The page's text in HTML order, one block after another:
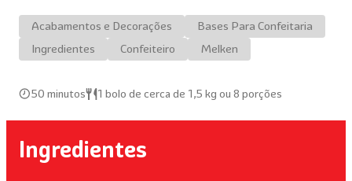
Acabamentos e Decorações
Bases Para Confeitaria
Ingredientes
Confeiteiro Melken
50 minutos 1 bolo de cerca de 1,5 kg ou 8 porções
Ingredientes